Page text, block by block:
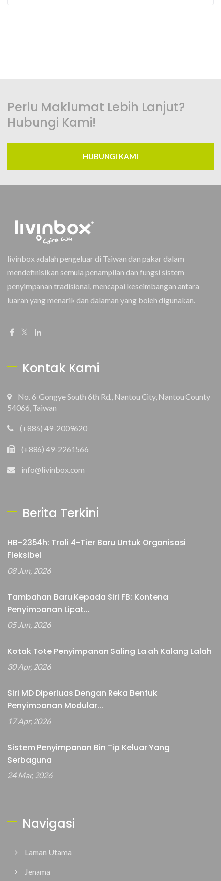
Perlu Maklumat Lebih Lanjut?
Hubungi Kami!
HUBUNGI KAMI
livinbox adalah pengeluar di Taiwan dan pakar dalam
mendefinisikan semula penampilan dan fungsi sistem
penyimpanan tradisional, mencapai keseimbangan antara
luaran yang menarik dan dalaman yang boleh digunakan.
Kontak Kami
No. 6, Gongye South 6th Rd., Nantou City, Nantou County
54066, Taiwan
(+886) 49-2009620
(+886) 49-2261566
info@livinbox.com
Berita Terkini
HB-2354h: Troli 4-Tier Baru Untuk Organisasi
Fleksibel
08 Jun, 2026
Tambahan Baru Kepada Siri FB: Kontena
Penyimpanan Lipat...
05 Jun, 2026
Kotak Tote Penyimpanan Saling Lalah Kalang Lalah
30 Apr, 2026
Siri MD Diperluas Dengan Reka Bentuk
Penyimpanan Modular...
17 Apr, 2026
Sistem Penyimpanan Bin Tip Keluar Yang
Serbaguna
24 Mar, 2026
Navigasi
Laman Utama
Jenama